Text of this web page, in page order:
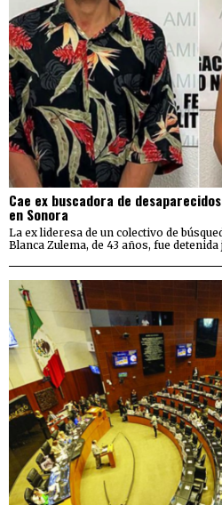
Cae ex buscadora de
en Sonora
La ex lideresa de un colectivo de
Blanca Zulema, de 43 años, fue